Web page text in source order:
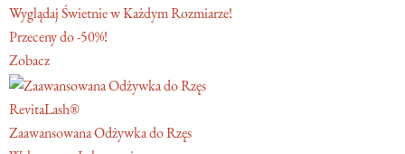
Wyglądaj Świetnie w Każdym Rozmiarze!
Przeceny do -50%!
Zobacz
RevitaLash®
Zaawansowana Odżywka do Rzęs